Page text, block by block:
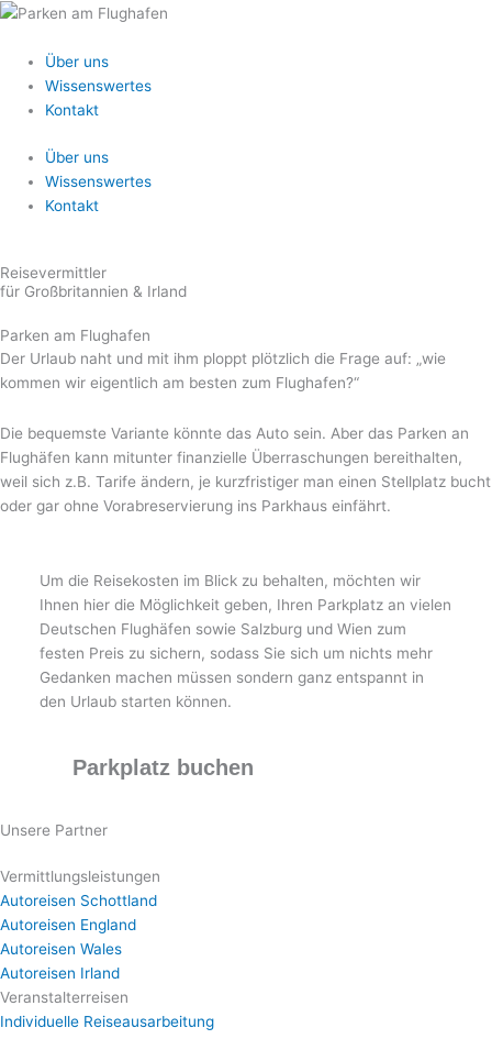
Zum
springenÜber uns
Wissenswertes
Kontakt
Über uns
Wissenswertes
Kontakt
Reisevermittler
für Großbritannien & Irland
Parken am Flughafen
Der Urlaub naht und mit ihm ploppt plötzlich die Frage auf: „wie
kommen wir eigentlich am besten zum Flughafen?“
Die bequemste Variante könnte das Auto sein. Aber das Parken an
Flughäfen kann mitunter finanzielle Überraschungen bereithalten,
weil sich z.B. Tarife ändern, je kurzfristiger man einen Stellplatz bucht
oder gar ohne Vorabreservierung ins Parkhaus einfährt.
Um die Reisekosten im Blick zu behalten, möchten wir
Ihnen hier die Möglichkeit geben, Ihren Parkplatz an vielen
Deutschen Flughäfen sowie Salzburg und Wien zum
festen Preis zu sichern, sodass Sie sich um nichts mehr
Gedanken machen müssen sondern ganz entspannt in
den Urlaub starten können.
Parkplatz buchen
Unsere Partner
Vermittlungsleistungen
Autoreisen Schottland
Autoreisen England
Autoreisen Wales
Autoreisen Irland
Veranstalterreisen
Individuelle Reiseausarbeitung